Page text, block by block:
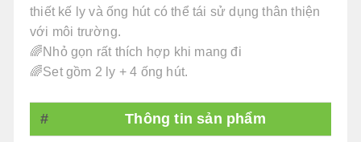
thiết kế ly và ống hút có thể tái sử dụng thân thiện
với môi trường.
🌈Nhỏ gọn rất thích hợp khi mang đi
🌈Set gồm 2 ly + 4 ống hút.
# Thông tin sản phẩm